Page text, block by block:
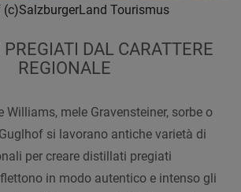
(c)SalzburgerLand Tourismus
DAL CARATTERE
REGIONALE
Williams, mele Gravensteiner, sorbe o
si lavorano antiche varietà di
per creare distillati pregiati
in modo autentico e intenso gli